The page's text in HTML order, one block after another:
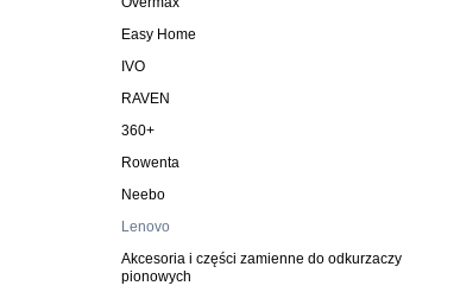
Easy Home
IVO
RAVEN
360+
Rowenta
Neebo
Lenovo
Akcesoria i części zamienne do odkurzaczy
pionowych